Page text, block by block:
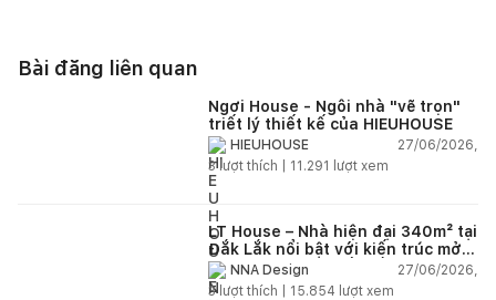
Bài đăng liên quan
Ngơi House - Ngôi nhà "vẽ trọn"
triết lý thiết kế của HIEUHOUSE
HIEUHOUSE
27/06/2026,
3lượt thích | 11.291 lượt xem
LT House – Nhà hiện đại 340m² tại
Đắk Lắk nổi bật với kiến trúc mở
và hệ sân vườn kết nối thiên
nhiên
NNA Design
27/06/2026,
3lượt thích | 15.854 lượt xem